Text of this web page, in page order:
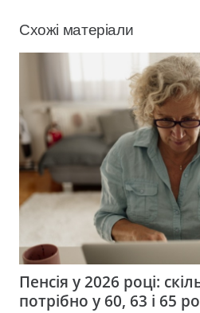
Схожі матеріали
Пенсія у 2026 році:
потрібно у 60, 63 і 65